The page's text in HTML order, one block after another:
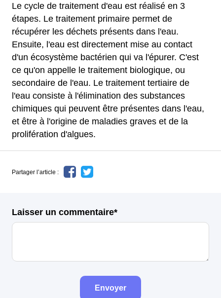
Le cycle de traitement d'eau est réalisé en 3
étapes. Le traitement primaire permet de
récupérer les déchets présents dans l'eau.
Ensuite, l'eau est directement mise au contact
d'un écosystème bactérien qui va l'épurer. C'est
ce qu'on appelle le traitement biologique, ou
secondaire de l'eau. Le traitement tertiaire de
l'eau consiste à l'élimination des substances
chimiques qui peuvent être présentes dans l'eau,
et être à l'origine de maladies graves et de la
prolifération d'algues.
Partager l’article :
Laisser un commentaire*
Envoyer